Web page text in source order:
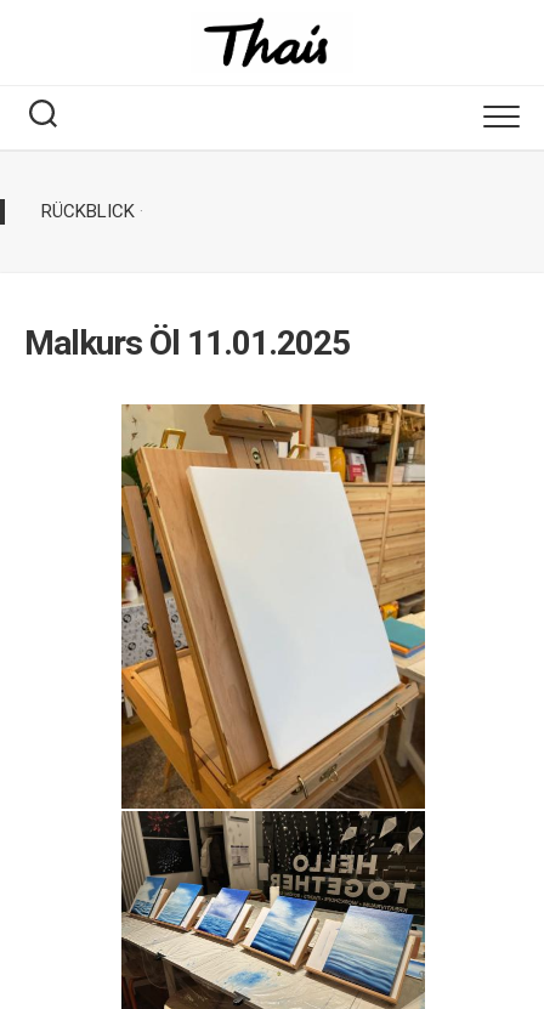
RÜCKBLICK ·
Malkurs Öl 11.01.2025